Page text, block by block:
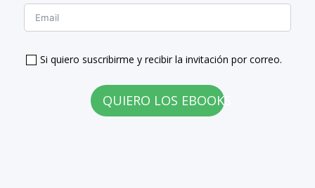
t
e
SSi quiero suscribirme y recibir la invitación por correo.
QUIERO LOS EBOOKS